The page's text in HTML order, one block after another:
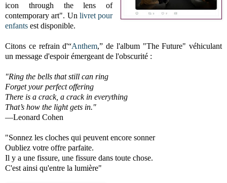
icon through the lens of
contemporary art". Un livret pour
enfants est disponible.
Citons ce refrain d'“Anthem,” de l'album "The Future" véhiculant
un message d'espoir émergeant de l'obscurité :
"Ring the bells that still can ring
Forget your perfect offering
There is a crack, a crack in everything
That’s how the light gets in."
—Leonard Cohen
"Sonnez les cloches qui peuvent encore sonner
Oubliez votre offre parfaite.
Il y a une fissure, une fissure dans toute chose.
C'est ainsi qu'entre la lumière"